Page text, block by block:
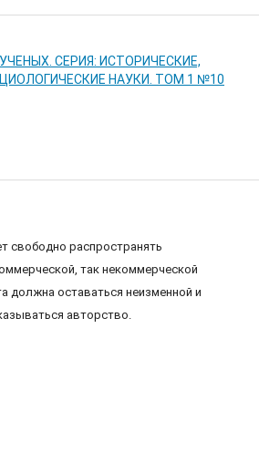
СЕРИЯ: ИСТОРИЧЕСКИЕ,
НАУКИ. ТОМ 1 №10
свободно распространять
так некоммерческой
должна оставаться неизменной и
авторство.